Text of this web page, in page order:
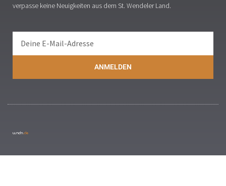
verpasse keine Neuigkeiten aus dem St. Wendeler Land.
ANMELDEN